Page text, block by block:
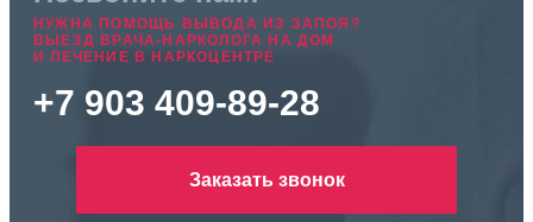
НУЖНА ПОМОЩЬ ВЫВОДА ИЗ ЗАПОЯ?
ВЫЕЗД ВРАЧА-НАРКОЛОГА НА ДОМ
И ЛЕЧЕНИЕ В НАРКОЦЕНТРЕ
+7 903 409-89-28
Заказать звонок